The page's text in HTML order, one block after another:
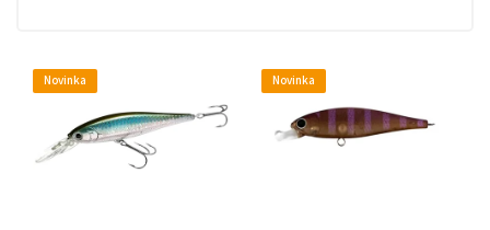
Novinka Novinka